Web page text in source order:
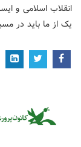
انقلاب اسلامی و
یک از ما باید در